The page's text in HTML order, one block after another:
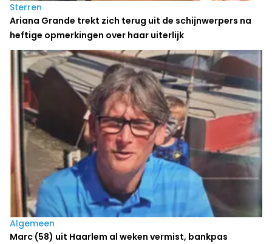
Sterren
Ariana Grande trekt zich terug uit de schijnwerpers na
heftige opmerkingen over haar uiterlijk
Algemeen
Marc (58) uit Haarlem al weken vermist, bankpas